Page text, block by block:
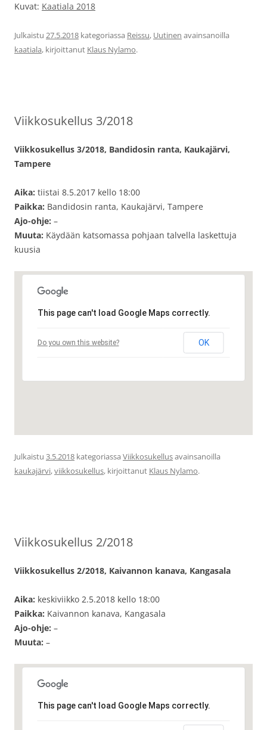
Kuvat: Kaatiala 2018
Julkaistu 27.5.2018 kategoriassa Reissu, Uutinen avainsanoilla
kaatiala, kirjoittanut Klaus Nylamo.
Viikkosukellus 3/2018
Viikkosukellus 3/2018, Bandidosin ranta, Kaukajärvi,
Tampere
Aika: tiistai 8.5.2017 kello 18:00
Paikka: Bandidosin ranta, Kaukajärvi, Tampere
Ajo-ohje: –
Muuta: Käydään katsomassa pohjaan talvella laskettuja
kuusia
This page can't load Google Maps correctly.
Do you own this website? OK
Julkaistu 3.5.2018 kategoriassa Viikkosukellusavainsanoilla
kaukajärvi,viikkosukellus, kirjoittanut Klaus Nylamo.
Viikkosukellus 2/2018
Viikkosukellus 2/2018, Kaivannon kanava, Kangasala
Aika: keskiviikko 2.5.2018 kello 18:00
Paikka: Kaivannon kanava, Kangasala
Ajo-ohje: –
Muuta: –
This page can't load Google Maps correctly.